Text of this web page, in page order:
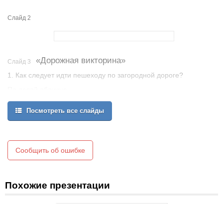
Слайд 2
Слайд 3 «Дорожная викторина»
1. Как следует идти пешеходу по загородной дороге?
навстречу движению транспорта,
чтобы видеть его приближение.
Посмотреть все слайды
Сообщить об ошибке
Похожие презентации